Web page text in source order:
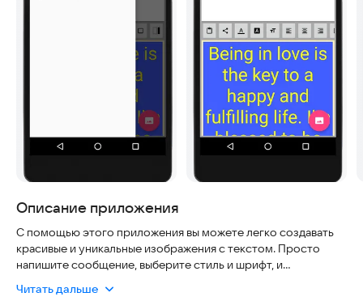
Описание приложения
С помощью этого приложения вы можете легко создавать
красивые и уникальные изображения с текстом. Просто
напишите сообщение, выберите стиль и шрифт, и
изображение. Мы понимаем, что многие пользователи ценят
Читать дальше